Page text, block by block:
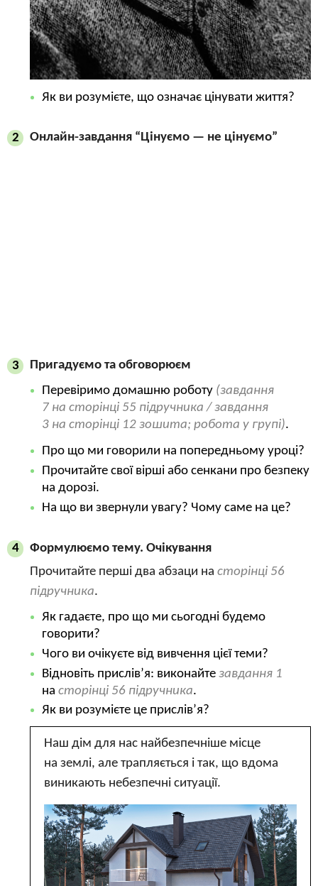
Як ви розумієте, що означає цінувати життя?
2 Онлайн-завдання “Цінуємо — не цінуємо”
3
Пригадуємо та обговорюєм
Перевіримо домашню роботу (завдання
7 на сторінці 55 підручника / завдання
3 на сторінці 12 зошита; робота у групі).
Про що ми говорили на попередньому уроці?
Прочитайте свої вірші або сенкани про безпеку
на дорозі.
На що ви звернули увагу? Чому саме на це?
4
Формулюємо тему. Очікування
Прочитайте перші два абзаци на сторінці 56
підручника.
Як гадаєте, про що ми сьогодні будемо
говорити?
Чого ви очікуєте від вивчення цієї теми?
Відновіть прислів’я: виконайте завдання 1
на сторінці 56 підручника.
Як ви розумієте це прислів’я?
Наш дім для нас найбезпечніше місце
на землі, але трапляється і так, що вдома
виникають небезпечні ситуації.